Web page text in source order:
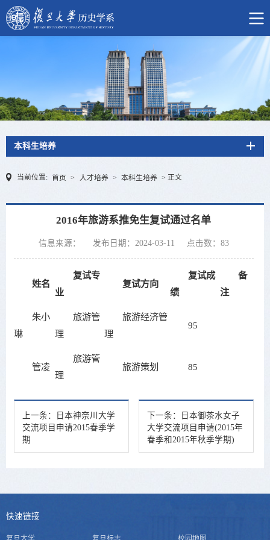
本科生培养
当前位置: 首页 > 人才培养 > 本科生培养 > 正文
2016年旅游系推免生复试通过名单
信息来源： 发布日期：2024-03-11 点击数： 83
姓名
复试专
业
复试方向
复试成
绩
备
注
朱小
琳
旅游管
理
旅游经济管
理
95
管凌
旅游管
理
旅游策划 85
上一条：
日本神奈川大学
交流项目申请2015春季学
期
下一条：
日本御茶水女子
大学交流项目申请(2015年
春季和2015年秋季学期)
快速链接
复旦大学 复旦标志 校园地图